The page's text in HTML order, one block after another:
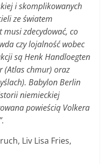
i skomplikowanych
ze światem
zdecydować, co
czy lojalność wobec
są Henk Handloegten
(Atlas chmur) oraz
Babylon Berlin
niemieckiej
powieścią Volkera
Liv Lisa Fries,